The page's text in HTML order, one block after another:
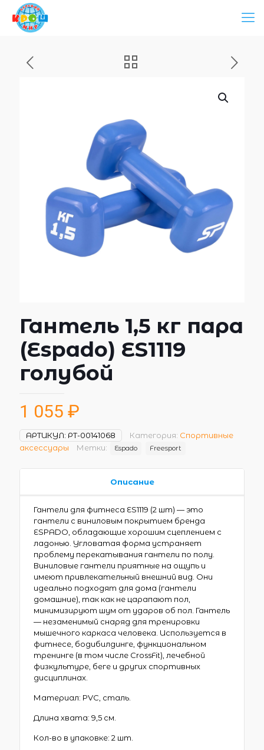
Гантель 1,5 кг пара
(Espado) ES1119
голубой
1 055 ₽
АРТИКУЛ: РТ-00141068 Категория: Спортивные
аксессуары
Метки: Espado Freesport
Описание
Гантели для фитнеса ES1119 (2 шт) — это
гантели с виниловым покрытием бренда
ESPADO, обладающие хорошим сцеплением с
ладонью. Угловатая форма устраняет
проблему перекатывания гантели по полу.
Виниловые гантели приятные на ощупь и
имеют привлекательный внешний вид. Они
идеально подходят для дома (гантели
домашние), так как не царапают пол,
минимизируют шум от ударов об пол. Гантель
— незаменимый снаряд для тренировки
мышечного каркаса человека. Используется в
фитнесе, бодибилдинге, функциональном
тренинге (в том числе CrossFit), лечебной
физкультуре, беге и других спортивных
дисциплинах.
Материал: PVC, сталь.
Длина хвата: 9,5 см.
Кол-во в упаковке: 2 шт.